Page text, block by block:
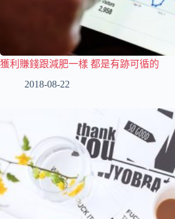
獲利賺錢跟減肥一樣 都是有跡可循的
2018-08-22